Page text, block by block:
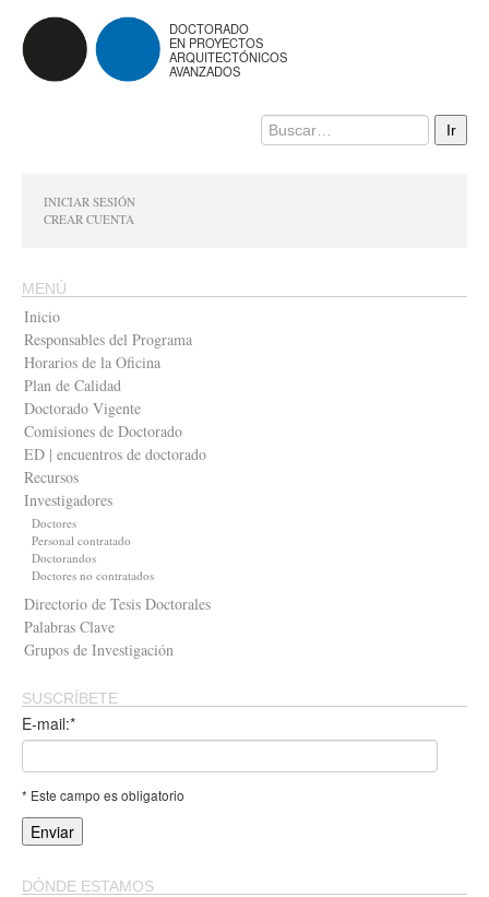
DOCTORADO
EN PROYECTOS
ARQUITECTÓNICOS
AVANZADOS
INICIAR SESIÓN
CREAR CUENTA
MENÚ
Inicio
Responsables del Programa
Horarios de la Oficina
Plan de Calidad
Doctorado Vigente
Comisiones de Doctorado
ED | encuentros de doctorado
Recursos
Investigadores
Doctores
Personal contratado
Doctorandos
Doctores no contratados
Directorio de Tesis Doctorales
Palabras Clave
Grupos de Investigación
SUSCRÍBETE
E-mail:*
* Este campo es obligatorio
DÓNDE ESTAMOS